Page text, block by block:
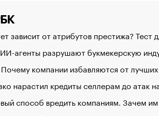
зависит от атрибутов престижа? Тест
агенты разрушают букмекерскую
компании избавляются от лучших
нарастил кредиты селлерам до атак
способ вредить компаниям. Зачем